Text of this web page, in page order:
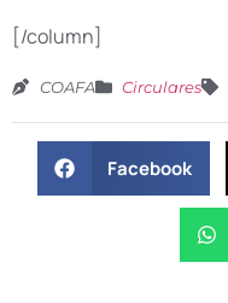
[/column]
COAFA Circulares
Facebook